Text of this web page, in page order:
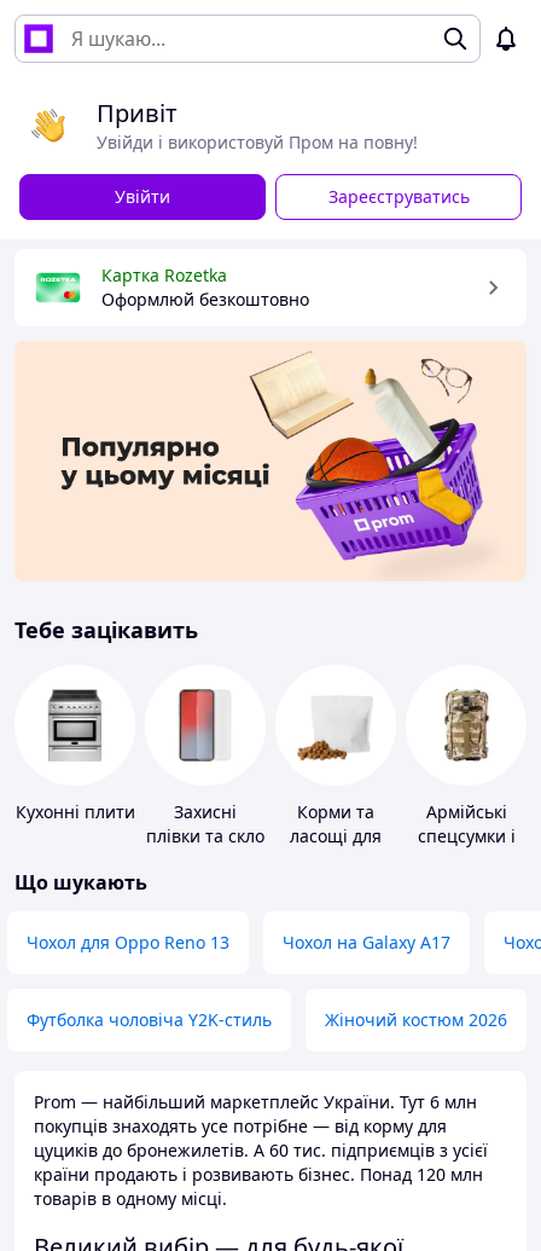
Привіт
Увійди і використовуй Пром на повну!
Увійти Зареєструватись
Картка Rozetka
Оформлюй безкоштовно
Тебе зацікавить
Кухонні плити
Захисні
плівки та скло
Корми та
ласощі для
Армійські
спецсумки і
Що шукають
Чохол для Oppo Reno 13 Чохол на Galaxy A17
Футболка чоловіча Y2K-стиль Жіночий костюм 2026
Prom — найбільший маркетплейс України. Тут 6 млн
покупців знаходять усе потрібне — від корму для
цуциків до бронежилетів. А 60 тис. підприємців з усієї
країни продають і розвивають бізнес. Понад 120 млн
товарів в одному місці.